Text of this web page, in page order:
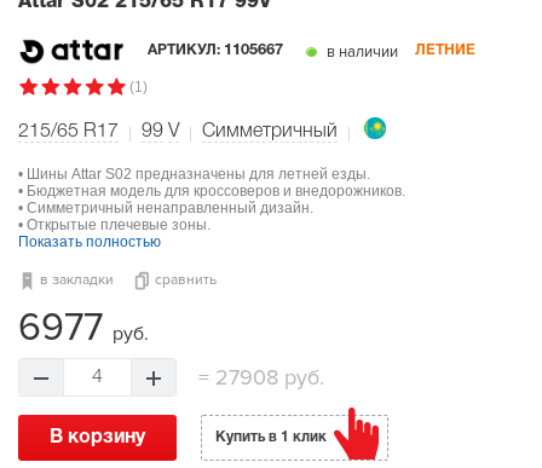
АРТИКУЛ: 1105667 в наличии ЛЕТНИЕ
(1)
215/65 R17 99 V Симметричный
• Шины Attar S02 предназначены для летней езды.
• Бюджетная модель для кроссоверов и внедорожников.
• Симметричный ненаправленный дизайн.
• Открытые плечевые зоны.
Показать полностью
в закладки сравнить
6977 руб.
4 =27908 руб.
В корзину Купить в 1 клик